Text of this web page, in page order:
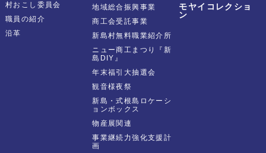
村おこし委員会
職員の紹介
沿革
地域総合振興事業
商工会受託事業
新島村無料職業紹介所
ニュー商工まつり『新
島DIY』
年末福引大抽選会
観音様夜祭
新島・式根島ロケーシ
ョンボックス
物産展関連
事業継続力強化支援計
画
モヤイコレクショ
ン